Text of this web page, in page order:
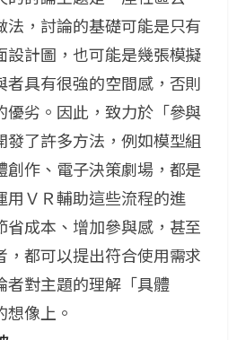
法，討論的基礎可能是只有
設計圖，也可能是幾張模擬
具有很強的空間感，否則
優劣。 因此，致力於「參與
發了許多方法，例如模型組
創作、電子決策劇場，都是
用ＶＲ輔助這些流程的進
省成本、增加參與感，甚至
，都可以提出符合使用需求
者對主題的理解「具體
想像上。